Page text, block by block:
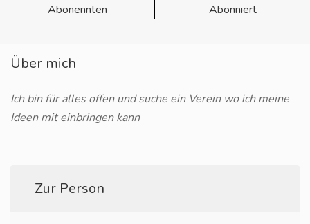
Abonennten
Abonniert
Über mich
Ich bin für alles offen und suche ein Verein wo ich meine
Ideen mit einbringen kann
Zur Person